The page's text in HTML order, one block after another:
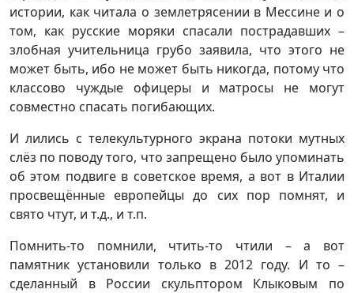
истории, как читала о землетрясении в Мессине и о
том, как русские моряки спасали пострадавших –
злобная учительница грубо заявила, что этого не
может быть, ибо не может быть никогда, потому что
классово чуждые офицеры и матросы не могут
совместно спасать погибающих.
И лились с телекультурного экрана потоки мутных
слёз по поводу того, что запрещено было упоминать
об этом подвиге в советское время, а вот в Италии
просвещённые европейцы до сих пор помнят, и
свято чтут, и т.д., и т.п.
Помнить-то помнили, чтить-то чтили – а вот
памятник установили только в 2012 году. И то –
сделанный в России скульптором Клыковым по